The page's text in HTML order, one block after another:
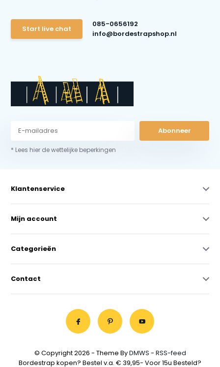
Start live chat
085-0656192
info@bordestrapshop.nl
Abonneer
* Lees hier de wettelijke beperkingen
Klantenservice
Mijn account
Categorieën
Contact
© Copyright 2026 - Theme ByDMWS - RSS-feed
Bordestrap kopen? Bestel v.a. € 39,95- Voor 15u Besteld?